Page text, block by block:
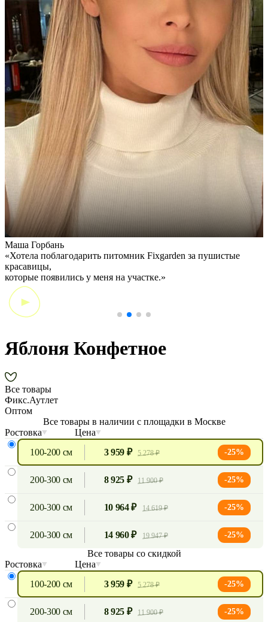
Маша Горбань
«Хотела поблагодарить питомник Fixgarden за пушистые
красавицы,
которые появились у меня на участке.»
Яблоня Конфетное
Все товары
Фикс.Аутлет
Оптом
Все товары в наличии с площадки в Москве
Ростовка
Цена
100-200 см
3 959 ₽ 5 278 ₽ -25%
200-300 см 8 925 ₽ 11 900 ₽ -25%
200-300 см 10 964 ₽ 14 619 ₽ -25%
200-300 см 14 960 ₽ 19 947 ₽ -25%
Все товары со скидкой
Ростовка
Цена
100-200 см
3 959 ₽ 5 278 ₽ -25%
200-300 см 8 925 ₽ 11 900 ₽ -25%